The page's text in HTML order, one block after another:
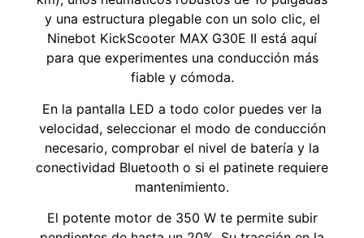
y una estructura plegable con un solo clic, el
Ninebot KickScooter MAX G30E II está aquí
para que experimentes una conducción más
fiable y cómoda.
En la pantalla LED a todo color puedes ver la
velocidad, seleccionar el modo de conducción
necesario, comprobar el nivel de batería y la
conectividad Bluetooth o si el patinete requiere
mantenimiento.
El potente motor de 350 W te permite subir